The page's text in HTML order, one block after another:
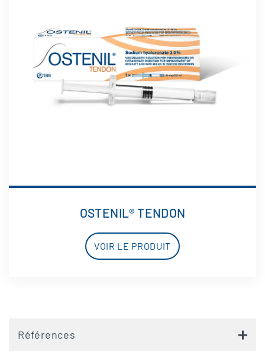
OSTENIL® TENDON
VOIR LE PRODUIT
Références